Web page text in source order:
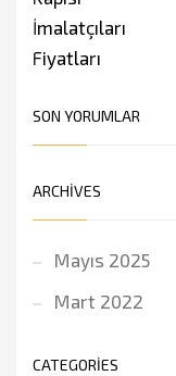
SON YORUMLAR
ARCHIVES
Mayıs 2025
Mart 2022
CATEGORIES